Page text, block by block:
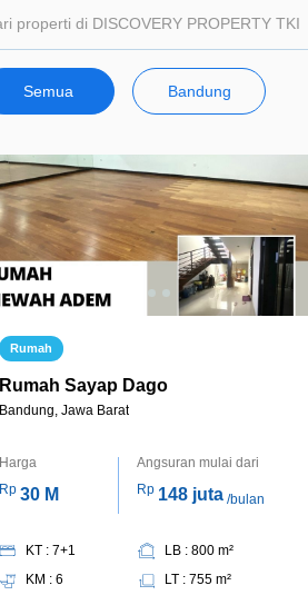
Semua Bandung
Rumah
Rumah Sayap Dago
Bandung, Jawa Barat
Harga
Rp 30 M
Angsuran mulai dari
Rp 148 juta/bulan
KT : 7+1
KM : 6
LB : 800 m²
LT : 755 m²